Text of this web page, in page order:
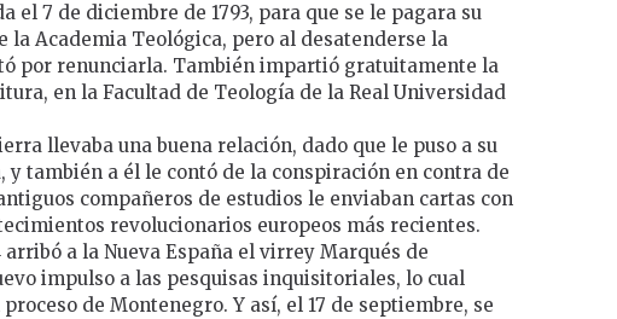
el 7 de diciembre de 1793, para que se le pagara su
la Academia Teológica, pero al desatenderse la
por renunciarla. También impartió gratuitamente la
en la Facultad de Teología de la Real Universidad
llevaba una buena relación, dado que le puso a su
y también a él le contó de la conspiración en contra de
compañeros de estudios le enviaban cartas con
revolucionarios europeos más recientes.
arribó a la Nueva España el virrey Marqués de
impulso a las pesquisas inquisitoriales, lo cual
de Montenegro. Y así, el 17 de septiembre, se